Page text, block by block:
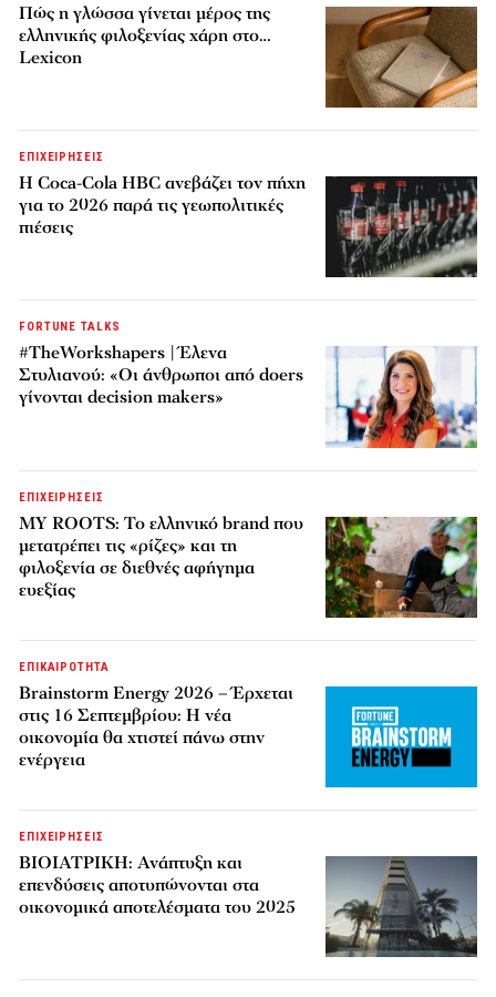
Πώς η γλώσσα γίνεται μέρος της
ελληνικής φιλοξενίας χάρη στο…
Lexicon
ΕΠΙΧΕΙΡΗΣΕΙΣ
Η Coca-Cola HBC ανεβάζει τον πήχη
για το 2026 παρά τις γεωπολιτικές
πιέσεις
FORTUNE TALKS
#TheWorkshapers | Έλενα
Στυλιανού: «Οι άνθρωποι από doers
γίνονται decision makers»
ΕΠΙΧΕΙΡΗΣΕΙΣ
MY ROOTS: Το ελληνικό brand που
μετατρέπει τις «ρίζες» και τη
φιλοξενία σε διεθνές αφήγημα
ευεξίας
ΕΠΙΚΑΙΡΟΤΗΤΑ
Brainstorm Energy 2026 – Έρχεται
στις 16 Σεπτεμβρίου: Η νέα
οικονομία θα χτιστεί πάνω στην
ενέργεια
ΕΠΙΧΕΙΡΗΣΕΙΣ
ΒΙΟΙΑΤΡΙΚΗ: Ανάπτυξη και
επενδύσεις αποτυπώνονται στα
οικονομικά αποτελέσματα του 2025